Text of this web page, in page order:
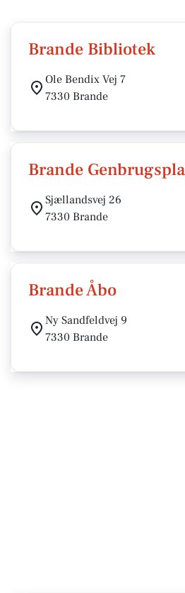
Brande Bibliotek
Ole Bendix Vej 7
7330 Brande
Brande
Sjællandsvej 26
7330 Brande
Brande Åbo
Ny Sandfeldvej 9
7330 Brande